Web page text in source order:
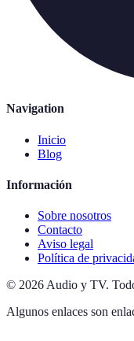
Navigation
Inicio
Blog
Información
Sobre nosotros
Contacto
Aviso legal
Política de
© 2026 Audio y TV.
Algunos enlaces son